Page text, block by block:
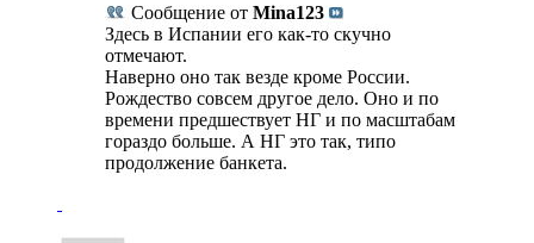
Сообщение от Mina123
Здесь в Испании его как-то скучно
отмечают.
Наверно оно так везде кроме России.
Рождество совсем другое дело. Оно и по
времени предшествует НГ и по масштабам
гораздо больше. А НГ это так, типо
продолжение банкета.